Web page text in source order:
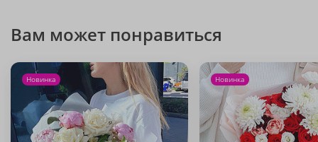
Вам может понравиться
Новинка Новинка